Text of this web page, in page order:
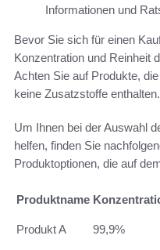
Informationen und
Bevor Sie sich für einen
Konzentration und Reinheit
Achten Sie auf Produkte,
keine Zusatzstoffe enthalten.
Um Ihnen bei der Auswahl
helfen, finden Sie
Produktoptionen, die auf
Produktname
Produkt A 99,9%